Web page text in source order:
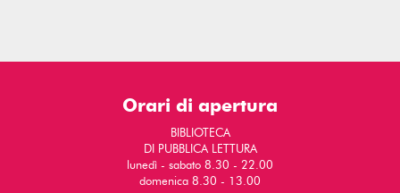
Orari di apertura
BIBLIOTECA
DI PUBBLICA LETTURA
lunedì - sabato 8.30 - 22.00
domenica 8.30 - 13.00